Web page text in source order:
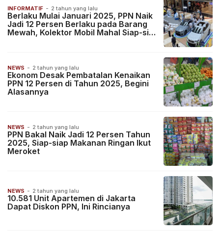
INFORMATIF - 2 tahun yang lalu
Berlaku Mulai Januari 2025, PPN Naik
Jadi 12 Persen Berlaku pada Barang
Mewah, Kolektor Mobil Mahal Siap-siap
NEWS - 2 tahun yang lalu
Ekonom Desak Pembatalan Kenaikan
PPN 12 Persen di Tahun 2025, Begini
Alasannya
NEWS - 2 tahun yang lalu
PPN Bakal Naik Jadi 12 Persen Tahun
2025, Siap-siap Makanan Ringan Ikut
Meroket
NEWS - 2 tahun yang lalu
10.581 Unit Apartemen di Jakarta
Dapat Diskon PPN, Ini Rincianya